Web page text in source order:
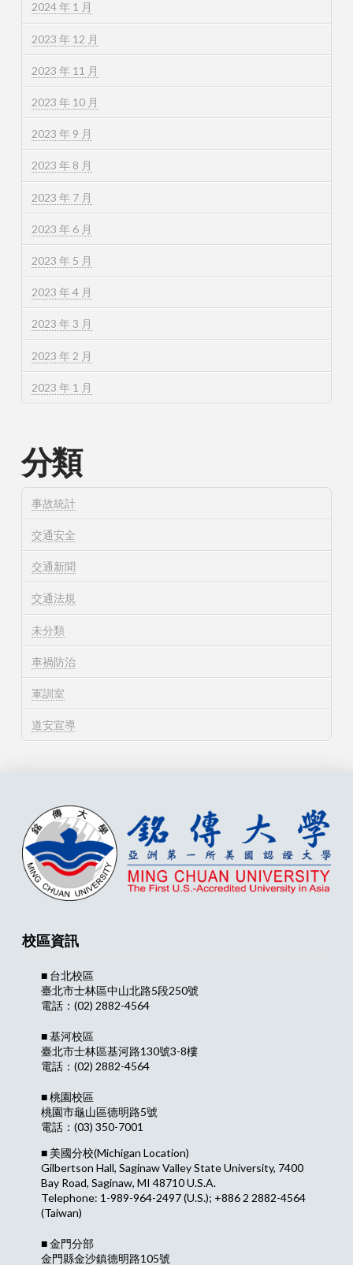
2024 年 1 月
2023 年 12 月
2023 年 11 月
2023 年 10 月
2023 年 9 月
2023 年 8 月
2023 年 7 月
2023 年 6 月
2023 年 5 月
2023 年 4 月
2023 年 3 月
2023 年 2 月
2023 年 1 月
分類
事故統計
交通安全
交通新聞
交通法規
未分類
車禍防治
軍訓室
道安宣導
校區資訊
■ 台北校區
臺北市士林區中山北路5段250號
電話：(02) 2882-4564
■ 基河校區
臺北市士林區基河路130號3-8樓
電話：(02) 2882-4564
■ 桃園校區
桃園市龜山區德明路5號
電話：(03) 350-7001
■ 美國分校(Michigan Location)
Gilbertson Hall, Saginaw Valley State University, 7400
Bay Road, Saginaw, MI 48710 U.S.A.
Telephone: 1-989-964-2497 (U.S.); +886 2 2882-4564
(Taiwan)
■ 金門分部
金門縣金沙鎮德明路105號